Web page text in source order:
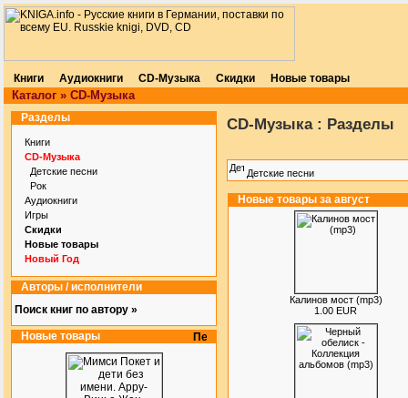
Книги Аудиокниги CD-Музыка Скидки Новые товары
Каталог » CD-Музыка
Разделы
Книги
CD-Музыка
Детские песни
Рок
Аудиокниги
Игры
Скидки
Новые товары
Новый Год
Авторы / исполнители
Поиск книг по автору »
Новые товары
CD-Музыка : Разделы
Детские песни
Новые товары за август
Калинов мост (mp3)
1.00 EUR